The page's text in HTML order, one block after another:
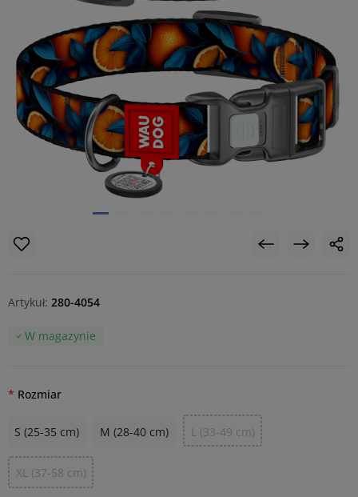
Artykuł: 280-4054
W magazynie
Rozmiar
S (25-35 cm) M (28-40 cm) L (33-49 cm)
XL (37-58 cm)